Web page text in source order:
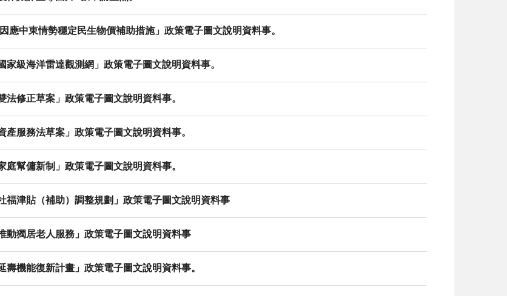
應中東情勢穩定民生物價補助措施」政策電子圖文說明資料事。
家級海洋雷達觀測網」政策電子圖文說明資料事。
法修正草案」政策電子圖文說明資料事。
產服務法草案」政策電子圖文說明資料事。
庭幫傭新制」政策電子圖文說明資料事。
福津貼（補助）調整規劃」政策電子圖文說明資料事
動獨居老人服務」政策電子圖文說明資料事
壽機能復新計畫」政策電子圖文說明資料事。